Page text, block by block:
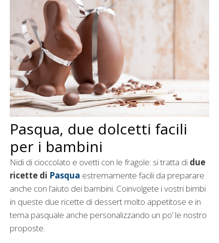
Pasqua, due dolcetti facili
per i bambini
Nidi di cioccolato e ovetti con le fragole: si tratta di due
ricette di Pasqua estremamente facili da preparare
anche con l’aiuto dei bambini. Coinvolgete i vostri bimbi
in queste due ricette di dessert molto appetitose e in
tema pasquale anche personalizzando un po’ le nostro
proposte.